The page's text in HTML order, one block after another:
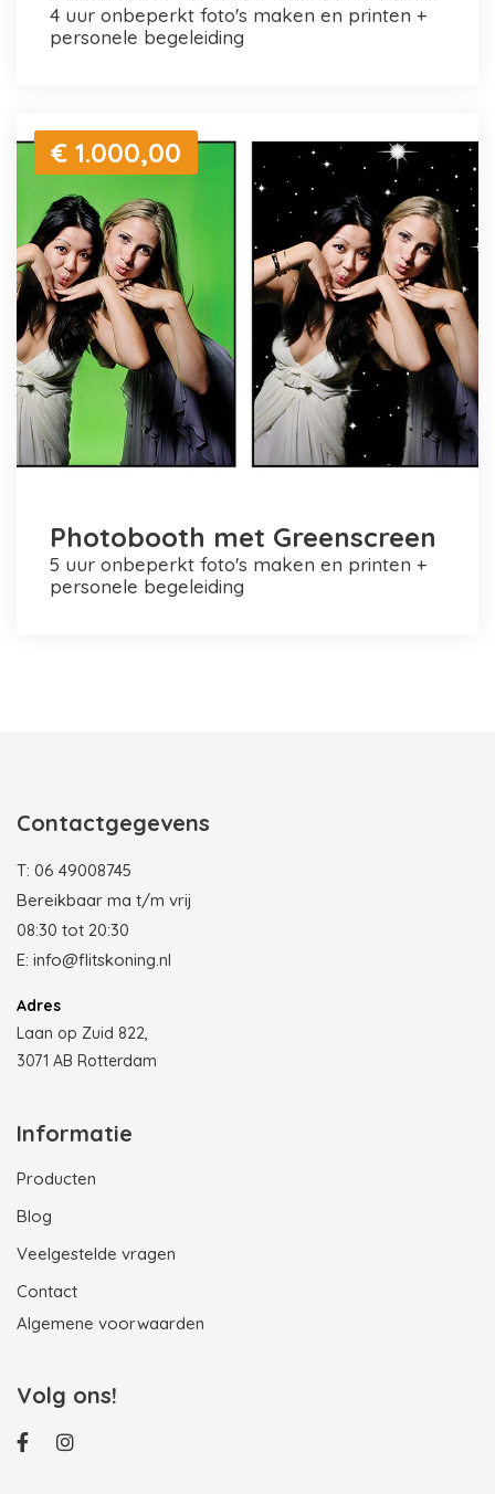
4 uur onbeperkt foto's maken en printen +
personele begeleiding
€ 1.000,00
Photobooth met Greenscreen
5 uur onbeperkt foto's maken en printen +
personele begeleiding
Contactgegevens
T: 06 49008745
Bereikbaar ma t/m vrij
08:30 tot 20:30
E: info@flitskoning.nl
Adres
Laan op Zuid 822,
3071 AB Rotterdam
Informatie
Producten
Blog
Veelgestelde vragen
Contact
Algemene voorwaarden
Volg ons!